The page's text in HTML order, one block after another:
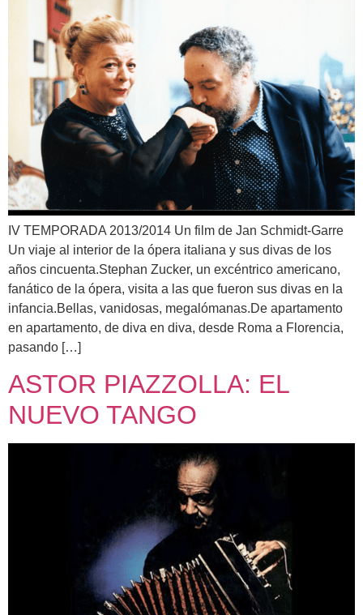
IV TEMPORADA 2013/2014 Un film de Jan Schmidt-Garre
Un viaje al interior de la ópera italiana y sus divas de los
años cincuenta.Stephan Zucker, un excéntrico americano,
fanático de la ópera, visita a las que fueron sus divas en la
infancia.Bellas, vanidosas, megalómanas.De apartamento
en apartamento, de diva en diva, desde Roma a Florencia,
pasando […]
ASTOR PIAZZOLLA: EL
NUEVO TANGO